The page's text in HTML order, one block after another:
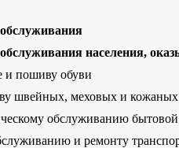
населения,
и пошиву обуви
швейных, меховых и кожаных
обслуживанию
и ремонту